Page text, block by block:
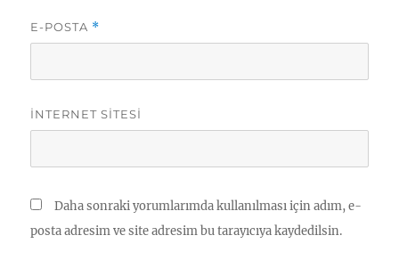
E-POSTA *
İNTERNET SITESI
Daha sonraki yorumlarımda kullanılması için adım, e-
posta adresim ve site adresim bu tarayıcıya kaydedilsin.